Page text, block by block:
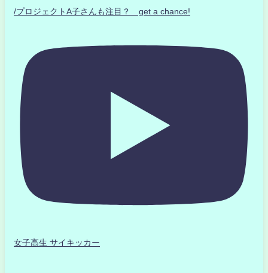
/プロジェクトA子さんも注目？ get a chance!
女子高生 サイキッカー